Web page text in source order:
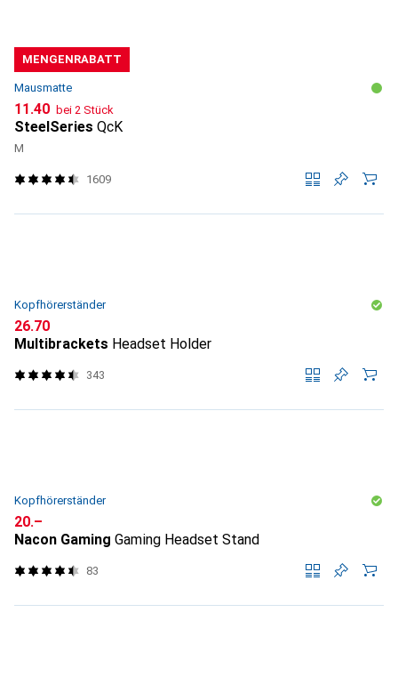
MENGENRABATT
Mausmatte
CHF
11.40 bei 2 Stück
SteelSeries QcK
M
1609
Kopfhörerständer
CHF
26.70
Multibrackets Headset Holder
343
Kopfhörerständer
CHF
20.–
Nacon Gaming Gaming Headset Stand
83